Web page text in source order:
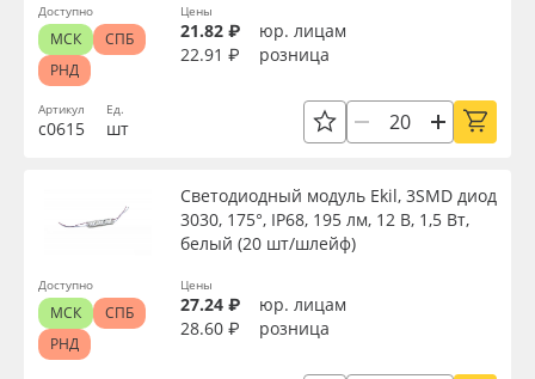
Артикул
с0615
Ед.
шт
Цены
21.82 ₽
юр. лицам
22.91 ₽
розница
Доступно
МСК
СПБ
РНД
Светодиодный модуль Ekil, 3SMD диод
3030, 175°, IP68, 195 лм, 12 В, 1,5 Вт,
белый (20 шт/шлейф)
Цены
27.24 ₽
юр. лицам
28.60 ₽
розница
Доступно
МСК
СПБ
РНД